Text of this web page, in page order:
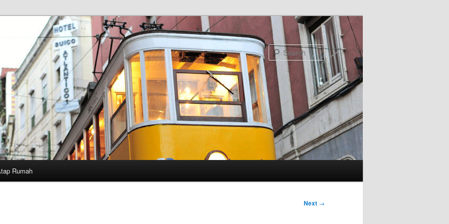
Search
Rumah
Next →